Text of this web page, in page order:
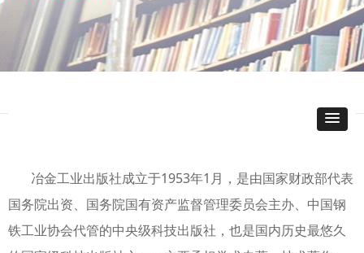
冶金工业出版社成立于1953年1月，是由国家财政部代表
国务院出资、国务院国有资产监督管理委员会主办、中国钢
铁工业协会代管的中央级科技出版社，也是国内历史最悠久